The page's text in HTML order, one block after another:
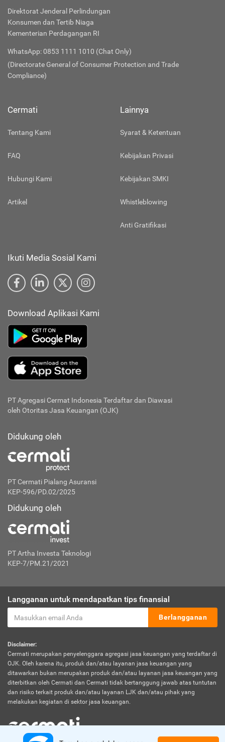
Direktorat Jenderal Perlindungan
Konsumen dan Tertib Niaga
Kementerian Perdagangan RI
WhatsApp: 0853 1111 1010 (Chat Only)
(Directorate General of Consumer Protection and Trade
Compliance)
Cermati
Tentang Kami
FAQ
Hubungi Kami
Artikel
Lainnya
Syarat & Ketentuan
Kebijakan Privasi
Kebijakan SMKI
Whistleblowing
Anti Gratifikasi
Ikuti Media Sosial Kami
Download Aplikasi Kami
PT Agregasi Cermat Indonesia Terdaftar dan Diawasi
oleh Otoritas Jasa Keuangan (OJK)
Didukung oleh
PT Cermati Pialang Asuransi
KEP-596/PD.02/2025
Didukung oleh
PT Artha Investa Teknologi
KEP-7/PM.21/2021
Langganan untuk mendapatkan tips finansial
Berlangganan
Disclaimer:
Cermati merupakan penyelenggara agregasi jasa keuangan yang terdaftar di
OJK. Oleh karena itu, produk dan/atau layanan jasa keuangan yang
ditawarkan bukan merupakan produk dan/atau layanan jasa keuangan yang
diterbitkan oleh Cermati dan Cermati tidak bertanggung jawab atas tuntutan
dan risiko terkait produk dan/atau layanan LJK dan/atau pihak yang
melakukan kegiatan di sektor jasa keuangan.